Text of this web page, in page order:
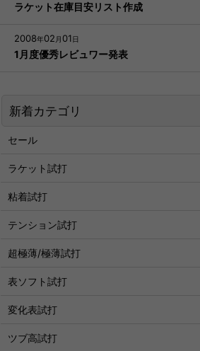
ラケット在庫目安リスト作成
2008年02 月 01日
1月度優秀レビュワー発表
新着カテゴリ
セール
ラケット試打
粘着試打
テンション試打
超極薄/極薄試打
表ソフト試打
変化表試打
ツブ高試打